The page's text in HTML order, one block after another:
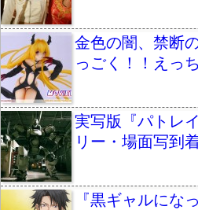
金色の闇、禁断
っごく！！えっ
実写版『パトレ
リー・場面写到
『黒ギャルにな